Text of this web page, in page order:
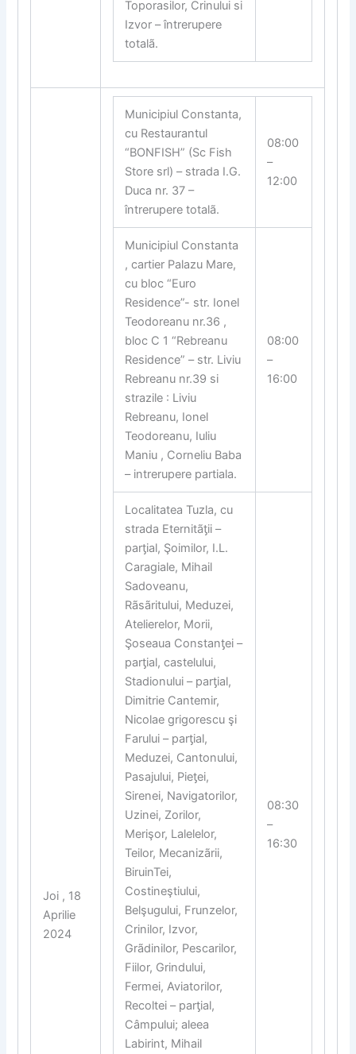
Toporasilor, Crinului si
Izvor – întrerupere
totalã.
Joi , 18
Aprilie
2024
Municipiul Constanta,
cu Restaurantul
“BONFISH” (Sc Fish
Store srl) – strada I.G.
Duca nr. 37 –
întrerupere totalã.
08:00
–
12:00
Municipiul Constanta
, cartier Palazu Mare,
cu bloc “Euro
Residence”- str. Ionel
Teodoreanu nr.36 ,
bloc C 1 “Rebreanu
Residence” – str. Liviu
Rebreanu nr.39 si
strazile : Liviu
Rebreanu, Ionel
Teodoreanu, Iuliu
Maniu , Corneliu Baba
– intrerupere partiala.
08:00
–
16:00
Localitatea Tuzla, cu
strada Eternitãƫii –
parƫial, Şoimilor, I.L.
Caragiale, Mihail
Sadoveanu,
Rãsãritului, Meduzei,
Atelierelor, Morii,
Şoseaua Constanƫei –
parƫial, castelului,
Stadionului – parƫial,
Dimitrie Cantemir,
Nicolae grigorescu şi
Farului – parƫial,
Meduzei, Cantonului,
Pasajului, Pieƫei,
Sirenei, Navigatorilor,
Uzinei, Zorilor,
Merişor, Lalelelor,
Teilor, Mecanizãrii,
BiruinTei,
Costineştiului,
Belşugului, Frunzelor,
Crinilor, Izvor,
Grãdinilor, Pescarilor,
Fiilor, Grindului,
Fermei, Aviatorilor,
Recoltei – parƫial,
Câmpului; aleea
Labirint, Mihail
08:30
–
16:30